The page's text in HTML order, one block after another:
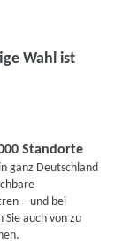
Wahl ist
Standorte
ganz Deutschland
– und bei
Sie auch von zu